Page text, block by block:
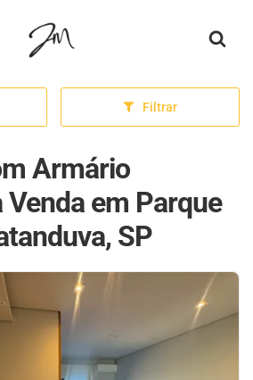
Página inicial
Filtrar
Armário
Venda em Parque
SP